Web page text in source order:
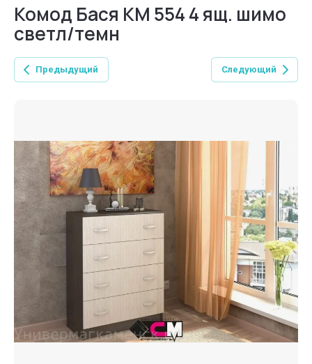
Комод Бася КМ 554 4 ящ. шимо
светл/темн
Предыдущий Следующий